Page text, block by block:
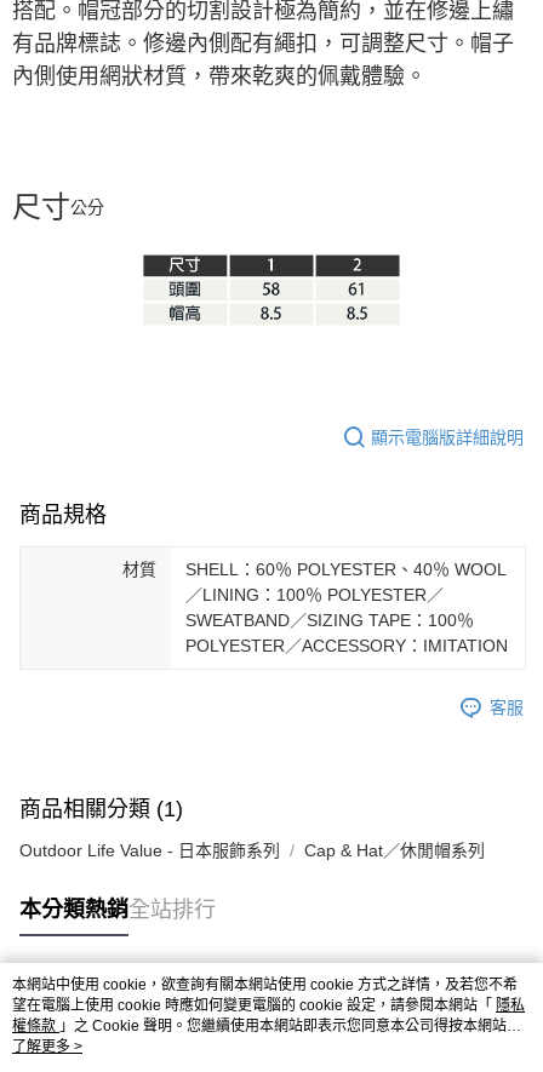
搭配。帽冠部分的切割設計極為簡約，並在修邊上繡
有品牌標誌。修邊內側配有繩扣，可調整尺寸。帽子
內側使用網狀材質，帶來乾爽的佩戴體驗。
尺寸公分
顯示電腦版詳細說明
商品規格
材質
SHELL：60％ POLYESTER、40％ WOOL
／LINING：100％ POLYESTER／
SWEATBAND／SIZING TAPE：100％
POLYESTER／ACCESSORY：IMITATION
客服
商品相關分類 (1)
Outdoor Life Value - 日本服飾系列 Cap & Hat／休閒帽系列
本分類熱銷全站排行
熱門標籤
本網站中使用 cookie，欲查詢有關本網站使用 cookie 方式之詳情，及若您不希
望在電腦上使用 cookie 時應如何變更電腦的 cookie 設定，請參閱本網站「 隱私
權條款 」之 Cookie 聲明。您繼續使用本網站即表示您同意本公司得按本網站使
用條款之 Cookie 聲明使用 cookie。
了解更多 >